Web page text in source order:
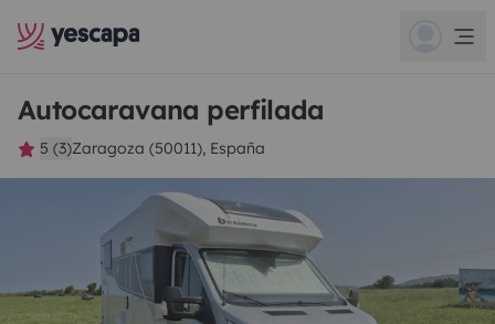
Autocaravana perfilada
5 (3)Zaragoza (50011), España